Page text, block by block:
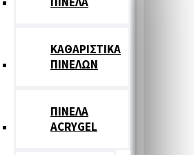
ΚΑΘΑΡΙΣΤΙΚΑ
ΠΙΝΕΛΩΝ
ΠΙΝΕΛΑ
ACRYGEL